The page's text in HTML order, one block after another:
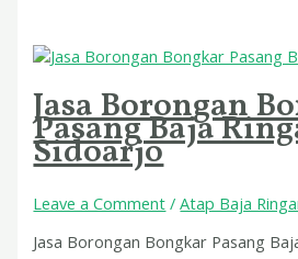
Jasa Borongan
Pasang Baja
Sidoarjo
Leave a Comment /Atap Baja
Jasa Borongan Bongkar Pasang